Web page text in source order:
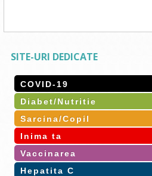
SITE-URI DEDICATE
COVID-19
Diabet/Nutritie
Sarcina/Copil
Inima ta
Vaccinarea
Hepatita C